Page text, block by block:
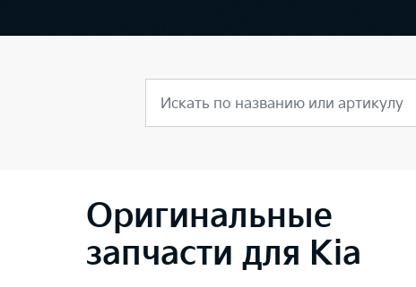
Искать по названию или артикулу
Оригинальные
запчасти для Kia